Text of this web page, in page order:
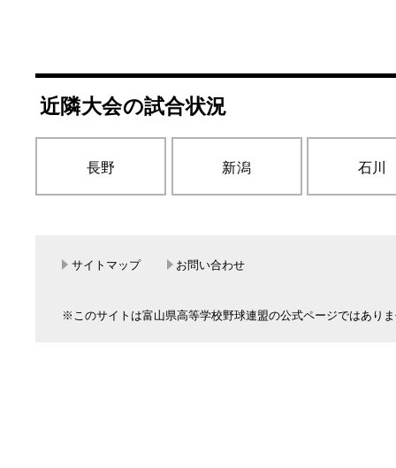
近隣大会の試合状況
長野 新潟 石川
サイトマップ お問い合わせ
※このサイトは富山県高等学校野球連盟の公式ページではあり